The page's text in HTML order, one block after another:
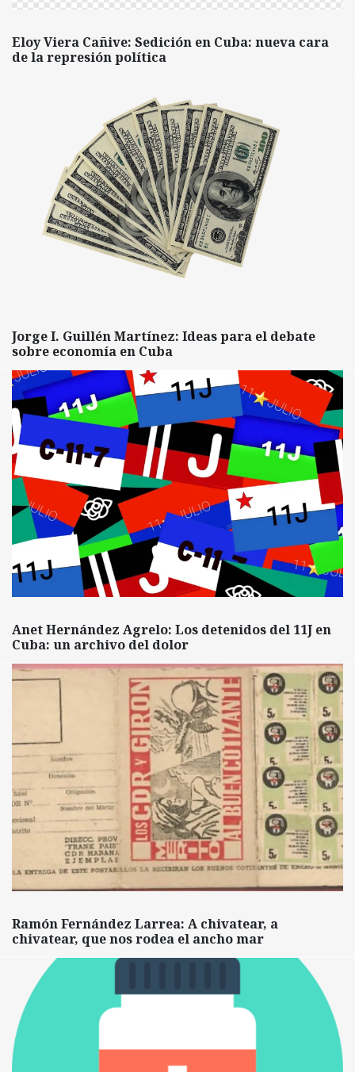
Eloy Viera Cañive: Sedición en Cuba: nueva cara
de la represión política
Jorge I. Guillén Martínez: Ideas para el debate
sobre economía en Cuba
Anet Hernández Agrelo: Los detenidos del 11J en
Cuba: un archivo del dolor
Ramón Fernández Larrea: A chivatear, a
chivatear, que nos rodea el ancho mar